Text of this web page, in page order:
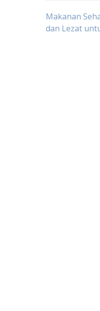
Post
Makanan
dan Lezat